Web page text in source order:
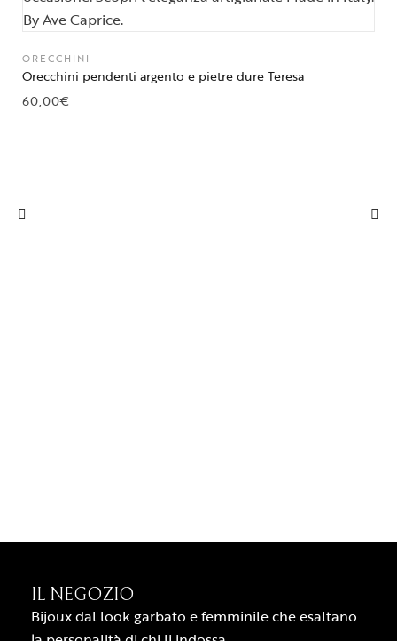
ORECCHINI
Orecchini pendenti argento e pietre dure Teresa
60,00€
IL NEGOZIO
Bijoux dal look garbato e femminile che esaltano